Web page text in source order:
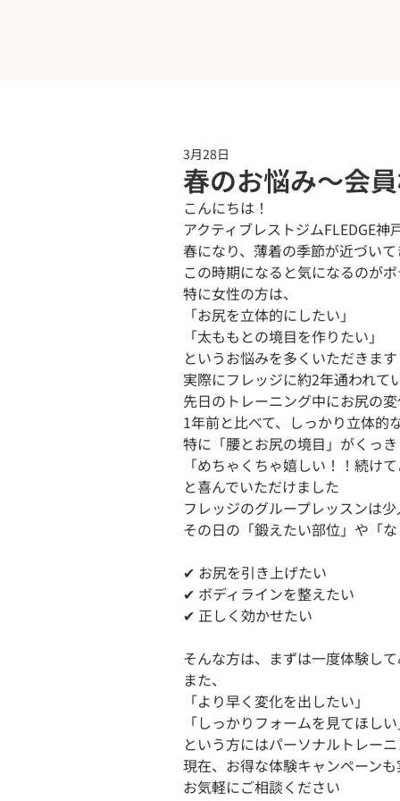
春のお悩み〜会
3月28日
こんにちは！
アクティブレストジムFLEDGE神
春になり、薄着の季節が近づい
この時期になると気になるのが
特に女性の方は、
「お尻を立体的にしたい」
「太ももとの境目を作りたい」
というお悩みを多くいただきます
実際にフレッジに約2年通われて
先日のトレーニング中にお尻の
1年前と比べて、しっかり立体的
特に「腰とお尻の境目」がくっ
「めちゃくちゃ嬉しい！！続け
と喜んでいただけました
フレッジのグループレッスンは
その日の「鍛えたい部位」や「
✔ お尻を引き上げたい
✔ ボディラインを整えたい
✔ 正しく効かせたい
そんな方は、まずは一度体験し
また、
「より早く変化を出したい」
「しっかりフォームを見てほし
という方にはパーソナルトレー
現在、お得な体験キャンペーン
お気軽にご相談ください